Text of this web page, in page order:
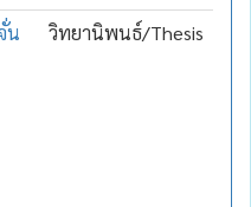
น
วิทยานิพนธ์/Thesis